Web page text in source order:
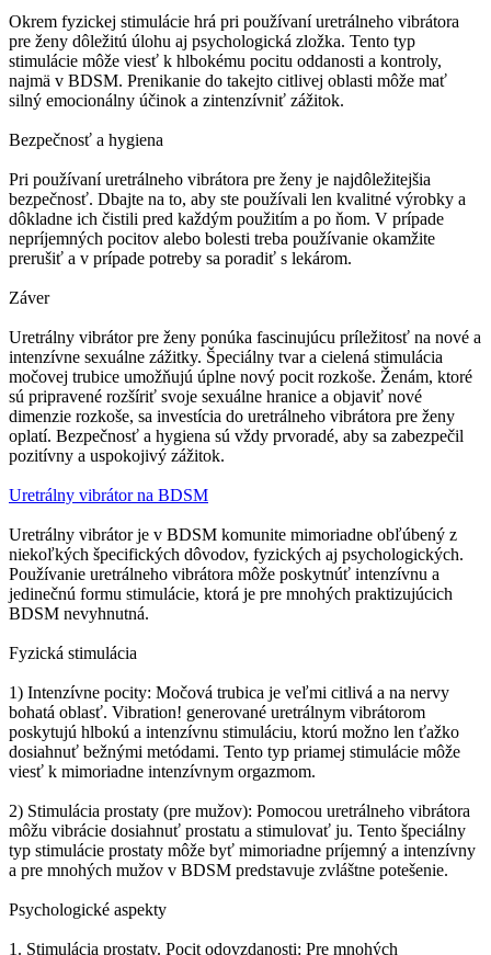
Okrem fyzickej stimulácie hrá pri používaní uretrálneho vibrátora
pre ženy dôležitú úlohu aj psychologická zložka. Tento typ
stimulácie môže viesť k hlbokému pocitu oddanosti a kontroly,
najmä v BDSM. Prenikanie do takejto citlivej oblasti môže mať
silný emocionálny účinok a zintenzívniť zážitok.
Bezpečnosť a hygiena
Pri používaní uretrálneho vibrátora pre ženy je najdôležitejšia
bezpečnosť. Dbajte na to, aby ste používali len kvalitné výrobky a
dôkladne ich čistili pred každým použitím a po ňom. V prípade
nepríjemných pocitov alebo bolesti treba používanie okamžite
prerušiť a v prípade potreby sa poradiť s lekárom.
Záver
Uretrálny vibrátor pre ženy ponúka fascinujúcu príležitosť na nové a
intenzívne sexuálne zážitky. Špeciálny tvar a cielená stimulácia
močovej trubice umožňujú úplne nový pocit rozkoše. Ženám, ktoré
sú pripravené rozšíriť svoje sexuálne hranice a objaviť nové
dimenzie rozkoše, sa investícia do uretrálneho vibrátora pre ženy
oplatí. Bezpečnosť a hygiena sú vždy prvoradé, aby sa zabezpečil
pozitívny a uspokojivý zážitok.
Uretrálny vibrátor na BDSM
Uretrálny vibrátor je v BDSM komunite mimoriadne obľúbený z
niekoľkých špecifických dôvodov, fyzických aj psychologických.
Používanie uretrálneho vibrátora môže poskytnúť intenzívnu a
jedinečnú formu stimulácie, ktorá je pre mnohých praktizujúcich
BDSM nevyhnutná.
Fyzická stimulácia
1) Intenzívne pocity: Močová trubica je veľmi citlivá a na nervy
bohatá oblasť. Vibration! generované uretrálnym vibrátorom
poskytujú hlbokú a intenzívnu stimuláciu, ktorú možno len ťažko
dosiahnuť bežnými metódami. Tento typ priamej stimulácie môže
viesť k mimoriadne intenzívnym orgazmom.
2) Stimulácia prostaty (pre mužov): Pomocou uretrálneho vibrátora
môžu vibrácie dosiahnuť prostatu a stimulovať ju. Tento špeciálny
typ stimulácie prostaty môže byť mimoriadne príjemný a intenzívny
a pre mnohých mužov v BDSM predstavuje zvláštne potešenie.
Psychologické aspekty
1. Stimulácia prostaty. Pocit odovzdanosti: Pre mnohých